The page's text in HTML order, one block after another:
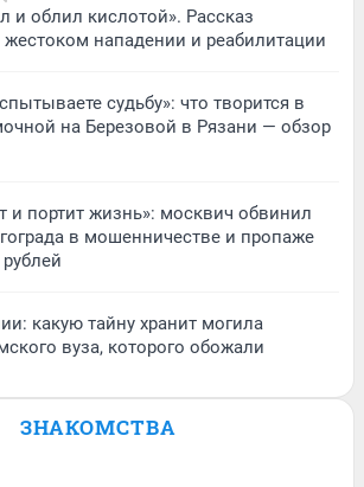
и облил кислотой». Рассказ
жестоком нападении и реабилитации
судьбу»: что творится в
на Березовой в Рязани — обзор
и портит жизнь»: москвич обвинил
в мошенничестве и пропаже
какую тайну хранит могила
вуза, которого обожали
ЗНАКОМСТВА